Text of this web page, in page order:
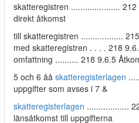
skatteregistren .....................
direkt åtkomst
till skatteregistren ..................
med skatteregistren . . . . 218
omfattning .......... 218 9.6.5
5 och 6 åå skatteregisterlagen
uppgifter som avses i 7 &
skatteregisterlagen ..................
länsåtkomst till uppgifterna